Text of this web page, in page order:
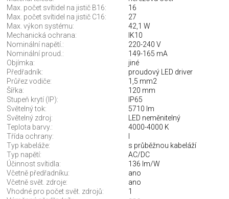
Max. počet svítidel na jistič B16:
16
Max. počet svítidel na jistič C16:
27
Max. výkon systému:
42,1 W
Mechanická ochrana:
IK10
Nominální napětí.:
220-240 V
Nominální proud.:
149-165 mA
Objímka:
jiné
Předřadník:
proudový LED driver
Průřez vodiče:
1,5 mm2
Šířka:
120 mm
Stupeň krytí (IP):
IP65
Světelný tok:
5710 lm
Světelný zdroj:
LED neměnitelný
Teplota barvy.:
4000-4000 K
Třída ochrany:
Typ kabeláže:
s průběžnou kabeláží
Typ napětí:
AC/DC
Účinnost svítidla:
136 lm/W
Včetně předřadníku:
ano
Včetně svět. zdroje:
ano
Vhodné pro počet svět. zdrojů:
1